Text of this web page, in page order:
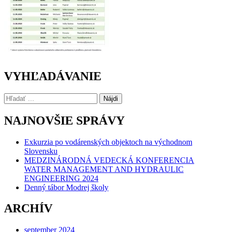
VYHĽADÁVANIE
Hľadať:
NAJNOVŠIE SPRÁVY
Exkurzia po vodárenských objektoch na východnom
Slovensku
MEDZINÁRODNÁ VEDECKÁ KONFERENCIA
WATER MANAGEMENT AND HYDRAULIC
ENGINEERING 2024
Denný tábor Modrej školy
ARCHÍV
september 2024